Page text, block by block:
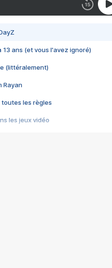
13 ans (et vous l'avez ignoré)
(littéralement)
Rayan
toutes les règles
les jeux vidéo